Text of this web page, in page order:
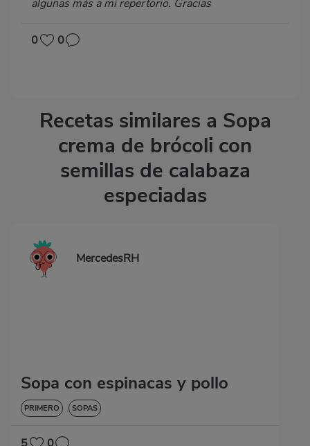
algunas más a mi repertorio. Gracias
0 0
Recetas similares a Sopa
crema de brócoli con
semillas de calabaza
especiadas
MercedesRH
Sopa con espinacas y pollo
PRIMERO SOPAS